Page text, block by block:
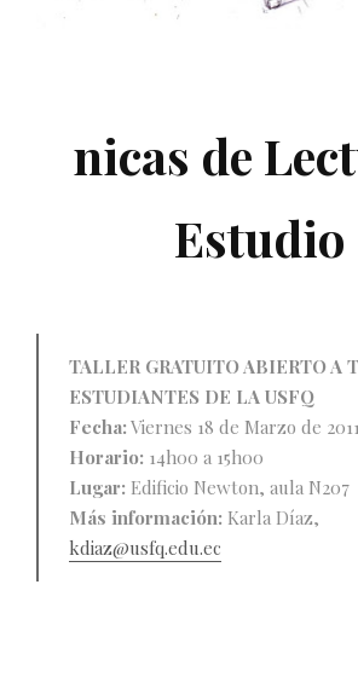
nicas de
Estudio
TALLER GRATUITO ABIERTO A
ESTUDIANTES DE LA USFQ
Fecha: Viernes 18 de Marzo de 2011
Horario: 14h00 a 15h00
Lugar: Edificio Newton, aula N207
Más información: Karla Díaz,
kdiaz@usfq.edu.ec